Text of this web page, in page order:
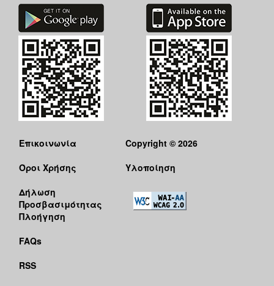
Επικοινωνία
Όροι Χρήσης
Δήλωση
Προσβασιμότητας
Πλοήγηση
FAQs
RSS
Copyright © 2026
Υλοποίηση